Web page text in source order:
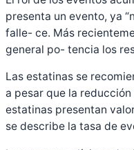
presenta un evento, ya
falle- ce. Más
general po- tencia los
Las estatinas se
a pesar que la
estatinas presentan
se describe la tasa de